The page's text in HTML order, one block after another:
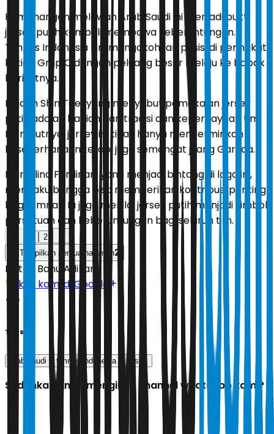
Kemenangan melawan Arab Saudi ini menjadi bukti
jersey putih kembali membawa keberuntungan.
Timnas Indonesia kini mengokohkan posisi di peringkat
ketiga Grup C dengan peluang besar melaju ke babak
berikutnya.
Pelatih Shin Tae-yong menyebut pemakaian jersey
putih adalah bagian dari tradisi dan kepercayaan tim.
Menurutnya, jersey ini tidak hanya mencerminkan
kesederhanaan tetapi juga semangat juang Garuda.
Marselino Ferdinan, yang menjadi bintang di laga ini,
mengaku bangga bisa memberikan kontribusi penting
bagi Timnas. Ia juga menilai jersey putih menjadi simbol
persatuan dan keberuntungan bagi seluruh tim.
2
Tampilkan semua halaman2
Editor: Banu Adikara
Ikuti kami di Google
Tags
arab saudi timnas indonesia jersey
Sudahkah Anda mengikuti channel whatsapp kami?